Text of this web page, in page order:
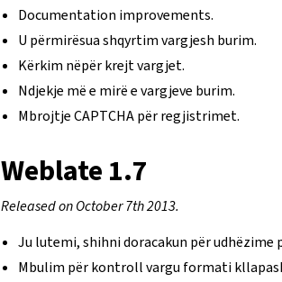
Documentation improvements.
U përmirësua shqyrtim vargjesh burim.
Kërkim nëpër krejt vargjet.
Ndjekje më e mirë e vargjeve burim.
Mbrojtje CAPTCHA për regjistrimet.
Weblate 1.7
Released on October 7th 2013.
Ju lutemi, shihni doracakun për udhëzime
Mbulim për kontroll vargu formati